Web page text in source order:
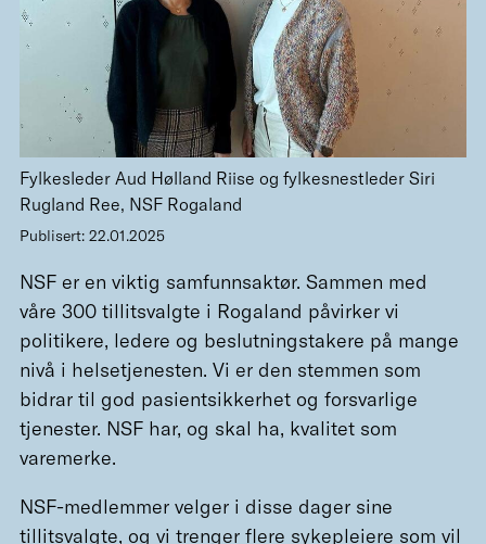
Fylkesleder Aud Hølland Riise og fylkesnestleder Siri
Rugland Ree, NSF Rogaland
Publisert: 22.01.2025
NSF er en viktig samfunnsaktør. Sammen med
våre 300 tillitsvalgte i Rogaland påvirker vi
politikere, ledere og beslutningstakere på mange
nivå i helsetjenesten. Vi er den stemmen som
bidrar til god pasientsikkerhet og forsvarlige
tjenester. NSF har, og skal ha, kvalitet som
varemerke.
NSF-medlemmer velger i disse dager sine
tillitsvalgte, og vi trenger flere sykepleiere som vil